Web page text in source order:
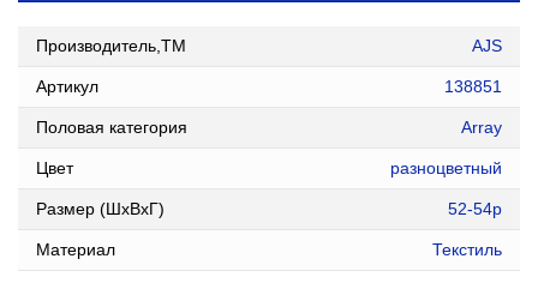
Производитель,ТМ AJS
Артикул 138851
Половая категория Array
Цвет разноцветный
Размер (ШxВxГ) 52-54р
Материал Текстиль